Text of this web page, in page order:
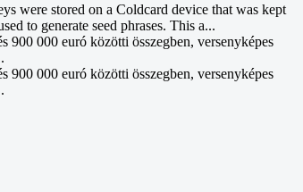
were stored on a Coldcard device that was kept
to generate seed phrases. This a...
900 000 euró közötti összegben, versenyképes
900 000 euró közötti összegben, versenyképes